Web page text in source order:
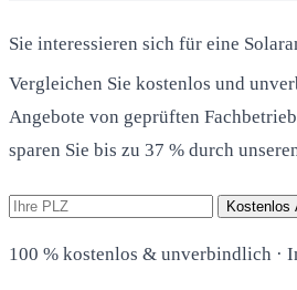
Sie interessieren sich für eine
Vergleichen Sie kostenlos und
Angebote von geprüften
sparen Sie bis zu 37 % durch
Kostenlos
100 % kostenlos & unverbindlich ·